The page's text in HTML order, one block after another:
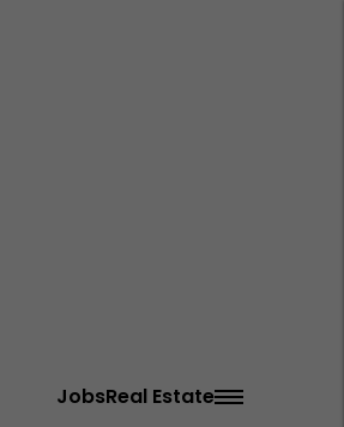
JobsReal Estate